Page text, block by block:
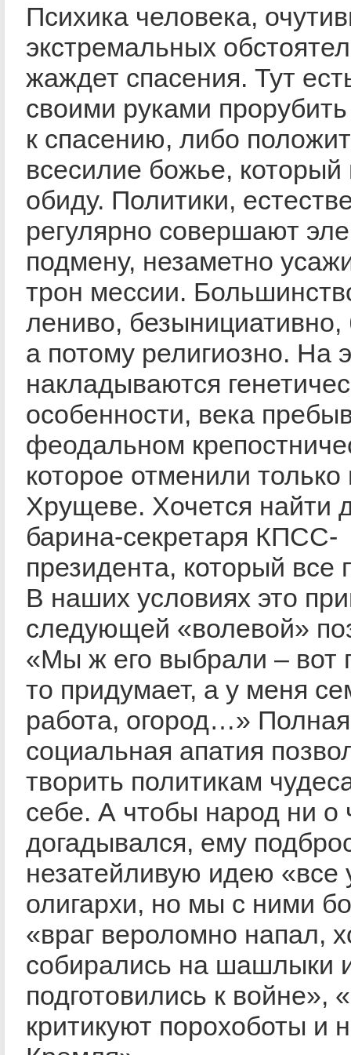
Психика человека,
экстремальных
жаждет спасения. Тут
своими руками прорубить
к спасению, либо
всесилие божье, который
обиду. Политики,
регулярно совершают
подмену, незаметно
трон мессии.
лениво, безынициативно,
а потому религиозно. На
накладываются
особенности, века
феодальном
которое отменили только
Хрущеве. Хочется найти
барина-секретаря КПСС-
президента, который все
В наших условиях это
следующей «волевой»
«Мы ж его выбрали – вот
то придумает, а у меня
работа, огород…» Полная
социальная апатия
творить политикам
себе. А чтобы народ ни о
догадывался, ему
незатейливую идею «все
олигархи, но мы с ними
«враг вероломно напал,
собирались на шашлыки
подготовились к войне»,
критикуют порохоботы и